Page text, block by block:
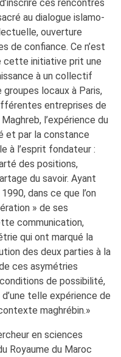
ces rencontres
au dialogue islamo-
ouverture
de confiance. Ce n’est
cette initiative prit une
à un collectif
locaux à Paris,
entreprises de
l’expérience du
et par la constance
à l’esprit fondateur :
des positions,
du savoir. Ayant
dans ce que l’on
» de ses
communication,
qui ont marqué la
des deux parties à la
ces asymétries
de possibilité,
telle expérience de
maghrébin.»
en sciences
Royaume du Maroc